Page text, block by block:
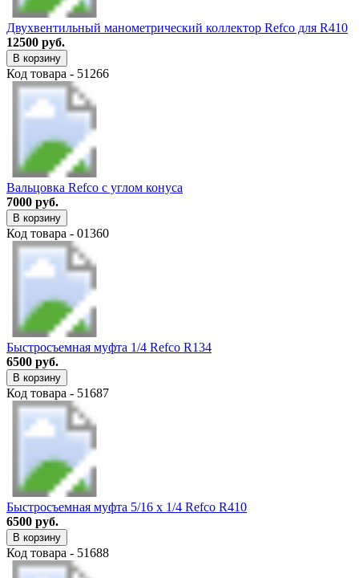
Двухвентильный манометрический коллектор Refco для R410
12500 руб.
В корзину
Код товара - 51266
Вальцовка Refco с углом конуса
7000 руб.
В корзину
Код товара - 01360
Быстросъемная муфта 1/4 Refco R134
6500 руб.
В корзину
Код товара - 51687
Быстросъемная муфта 5/16 х 1/4 Refco R410
6500 руб.
В корзину
Код товара - 51688